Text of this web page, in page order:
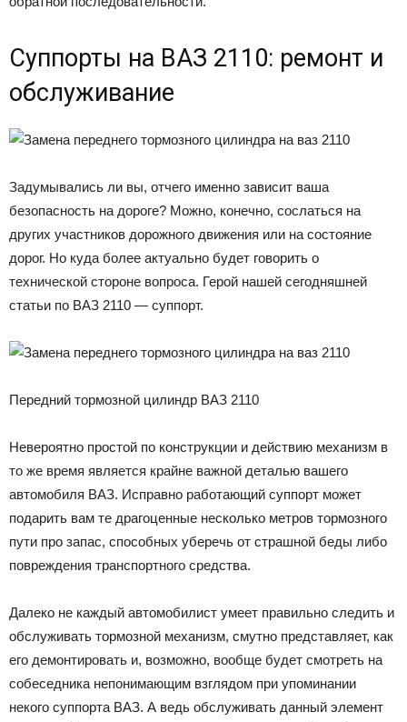
Суппорты на ВАЗ 2110: ремонт и
обслуживание
Задумывались ли вы, отчего именно зависит ваша
безопасность на дороге? Можно, конечно, сослаться на
других участников дорожного движения или на состояние
дорог. Но куда более актуально будет говорить о
технической стороне вопроса. Герой нашей сегодняшней
статьи по ВАЗ 2110 — суппорт.
Передний тормозной цилиндр ВАЗ 2110
Невероятно простой по конструкции и действию механизм в
то же время является крайне важной деталью вашего
автомобиля ВАЗ. Исправно работающий суппорт может
подарить вам те драгоценные несколько метров тормозного
пути про запас, способных уберечь от страшной беды либо
повреждения транспортного средства.
Далеко не каждый автомобилист умеет правильно следить и
обслуживать тормозной механизм, смутно представляет, как
его демонтировать и, возможно, вообще будет смотреть на
собеседника непонимающим взглядом при упоминании
некого суппорта ВАЗ. А ведь обслуживать данный элемент